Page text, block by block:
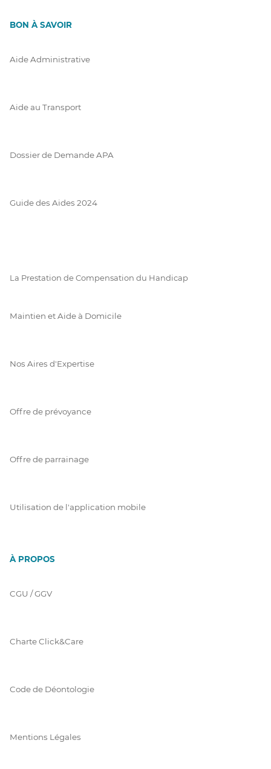
BON À SAVOIR
Aide Administrative
Aide au Transport
Dossier de Demande APA
Guide des Aides 2024
La Prestation de Compensation du Handicap
Maintien et Aide à Domicile
Nos Aires d'Expertise
Offre de prévoyance
Offre de parrainage
Utilisation de l'application mobile
À PROPOS
CGU / GGV
Charte Click&Care
Code de Déontologie
Mentions Légales